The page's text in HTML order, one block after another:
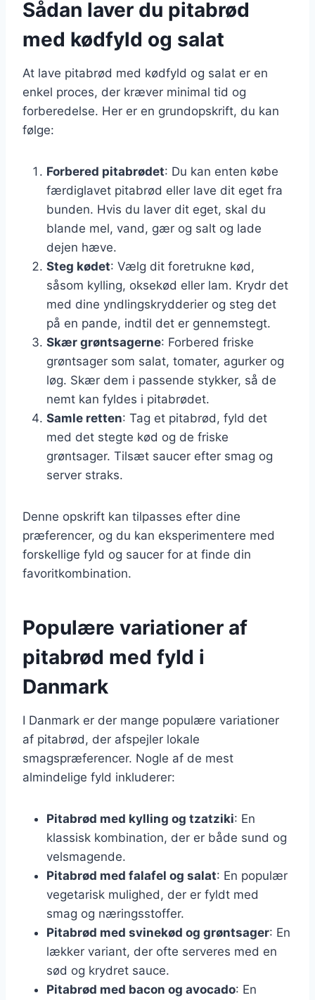
Sådan laver du pitabrød
med kødfyld og salat
At lave pitabrød med kødfyld og salat er en
enkel proces, der kræver minimal tid og
forberedelse. Her er en grundopskrift, du kan
følge:
Forbered pitabrødet: Du kan enten købe
færdiglavet pitabrød eller lave dit eget fra
bunden. Hvis du laver dit eget, skal du
blande mel, vand, gær og salt og lade
dejen hæve.
Steg kødet: Vælg dit foretrukne kød,
såsom kylling, oksekød eller lam. Krydr det
med dine yndlingskrydderier og steg det
på en pande, indtil det er gennemstegt.
Skær grøntsagerne: Forbered friske
grøntsager som salat, tomater, agurker og
løg. Skær dem i passende stykker, så de
nemt kan fyldes i pitabrødet.
Samle retten: Tag et pitabrød, fyld det
med det stegte kød og de friske
grøntsager. Tilsæt saucer efter smag og
server straks.
Denne opskrift kan tilpasses efter dine
præferencer, og du kan eksperimentere med
forskellige fyld og saucer for at finde din
favoritkombination.
Populære variationer af
pitabrød med fyld i
Danmark
I Danmark er der mange populære variationer
af pitabrød, der afspejler lokale
smagspræferencer. Nogle af de mest
almindelige fyld inkluderer:
Pitabrød med kylling og tzatziki: En
klassisk kombination, der er både sund og
velsmagende.
Pitabrød med falafel og salat: En populær
vegetarisk mulighed, der er fyldt med
smag og næringsstoffer.
Pitabrød med svinekød og grøntsager: En
lækker variant, der ofte serveres med en
sød og krydret sauce.
Pitabrød med bacon og avocado: En